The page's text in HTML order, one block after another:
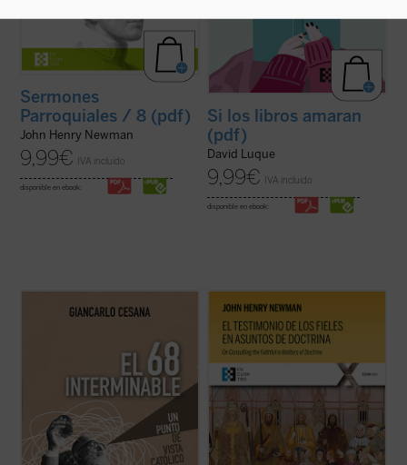
Sermones
Parroquiales / 8 (pdf)
John Henry Newman
9,99€ IVA incluido
disponible en ebook:
Si los libros amaran
(pdf)
David Luque
9,99€ IVA incluido
disponible en ebook:
«68 interminable»: a partir de su
acontecimientos de 1968 y la ruptura con
la tradición, considerando también sus
consecuencias sociales, políticas y
(ver ficha)
El testimonio de los fieles en asuntos de
significativos de John Henry Newman en
su etapa católica. Publicado en 1859 en la
revistaThe Rambler, aborda una cuestión
decisiva en la vida de la ...(ver ficha)